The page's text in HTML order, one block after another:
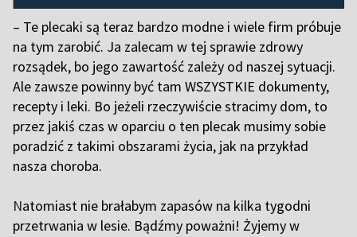
– Te plecaki są teraz bardzo modne i wiele firm próbuje
na tym zarobić. Ja zalecam w tej sprawie zdrowy
rozsądek, bo jego zawartość zależy od naszej sytuacji.
Ale zawsze powinny być tam WSZYSTKIE dokumenty,
recepty i leki. Bo jeżeli rzeczywiście stracimy dom, to
przez jakiś czas w oparciu o ten plecak musimy sobie
poradzić z takimi obszarami życia, jak na przykład
nasza choroba.
Natomiast nie brałabym zapasów na kilka tygodni
przetrwania w lesie. Bądźmy poważni! Żyjemy w